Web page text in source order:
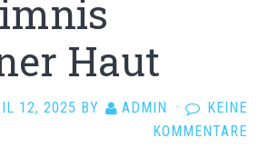
Haut
12, 2025 BY ADMIN ·
KEINE
KOMMENTARE